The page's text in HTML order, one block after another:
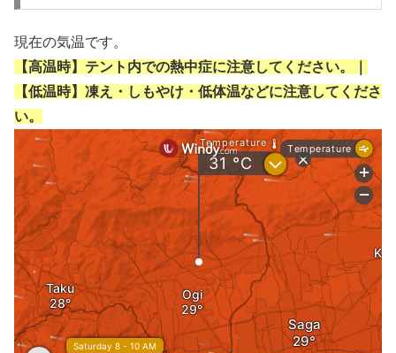
現在の気温です。
【高温時】テント内での熱中症に注意してください。｜
【低温時】凍え・しもやけ・低体温などに注意してくださ
い。